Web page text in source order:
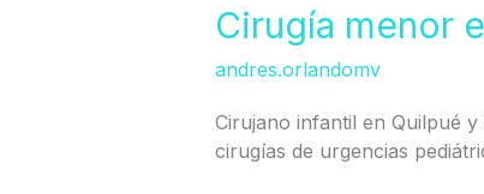
Cirugía menor
andres.orlandomv
Cirujano infantil en Quilpué
cirugías de urgencias
en
Clínica
Los